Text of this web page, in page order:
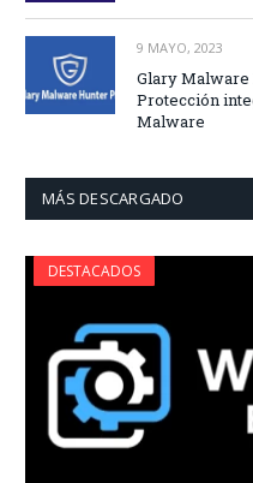
9 MAYO, 2023
Glary Malware
Protección
Malware
MÁS DESCARGADO
DESTACADOS